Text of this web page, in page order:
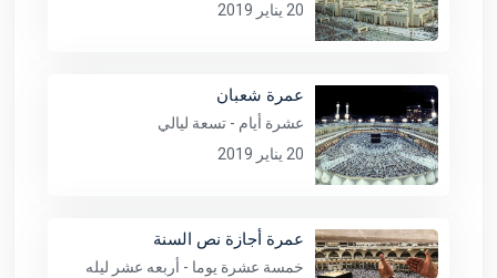
20 يناير 2019
عمرة شعبان
عشرة أيام - تسعة ليالي
20 يناير 2019
عمرة أجازة نص السنة
خمسة عشرة يوما - أربعه عشر ليله